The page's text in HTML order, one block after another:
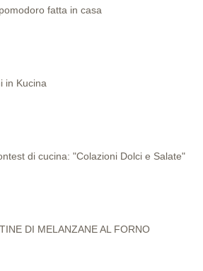
fatta in casa
in Kucina
di cucina: "Colazioni Dolci e Salate"
DI MELANZANE AL FORNO